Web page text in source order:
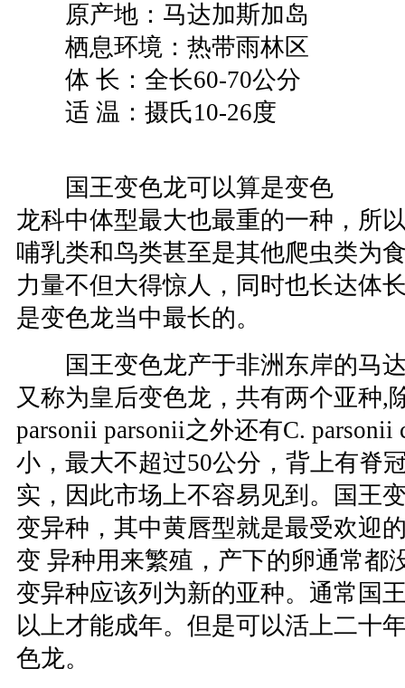
原产地：马达加斯加岛
栖息环境：热带雨林区
体 长：全长60-70公分
适 温：摄氏10-26度
国王变色龙可以算是变色
龙科中体型最大也最重的一种，所
哺乳类和鸟类甚至是其他爬虫类为
力量不但大得惊人，同时也长达体
是变色龙当中最长的。
国王变色龙产于非洲东岸的马达
又称为皇后变色龙，共有两个亚种,
parsonii parsonii之外还有C.
小，最大不超过50公分，背上有脊
实，因此市场上不容易见到。国王
变异种，其中黄唇型就是最受欢迎
变 异种用来繁殖，产下的卵通常都
变异种应该列为新的亚种。通常国
以上才能成年。但是可以活上二十
色龙。